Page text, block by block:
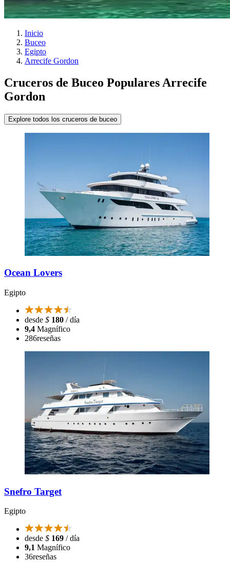
Inicio
Buceo
Egipto
Arrecife Gordon
Cruceros de Buceo Populares Arrecife
Gordon
Explore todos los cruceros de buceo
Ocean Lovers
Egipto
desde $ 180 / día
9,4 Magnífico
286reseñas
Snefro Target
Egipto
desde $ 169 / día
9,1 Magnífico
36reseñas